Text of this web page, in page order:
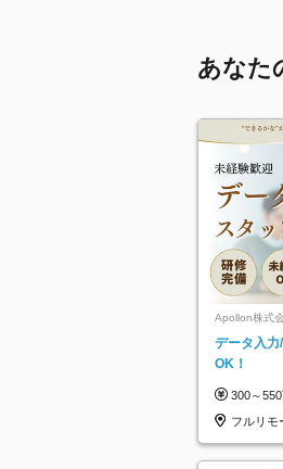
あなた
Apollon株式
データ入力
OK！
300～
フルリモ